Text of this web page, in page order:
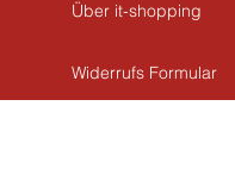
Über it-shopping
Widerrufs Formular